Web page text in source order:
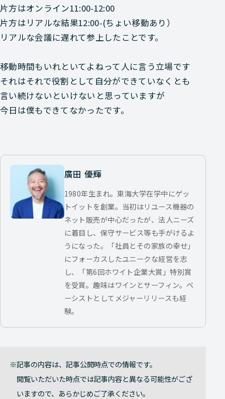
片方はオンライン11:00-12:00
片方はリアルな結果12:00-(ちょい移動あり）
リアルな会議に遅れて参上したことです。
移動時間もいれといてよねって人に言う立場です
それはそれで役割として自分ができていなくとも
言い続けないといけないと思っていますが
今日は僕もできてなかったです。
廣田 優輝
1980年生まれ。東海大学在学中にゲッ
トイットを創業。当初はリユース機器の
ネット販売が中心だったが、法人ニーズ
に着目し、保守サービス等も手がけるよ
うになった。「社員とその家族の幸せ」
にフォーカスしたユニークな経営を志
し、「第6回ホワイト企業大賞」特別賞
を受賞。趣味はワインとサーフィン。ベ
ーシストとしてメジャーリリースも経
験。
記事の内容は、記事公開時点での情報です。
閲覧いただいた時点では記事内容と異なる可能性がござ
いますので、あらかじめご了承ください。